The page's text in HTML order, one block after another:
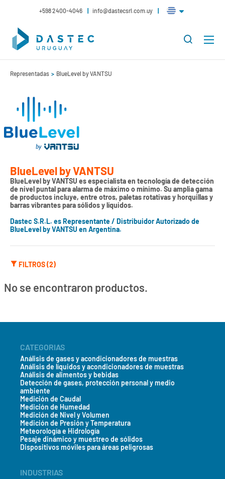
+598 2400-4046 info@dastecsrl.com.uy
Representadas BlueLevel by VANTSU
BlueLevel by VANTSU
BlueLevel by VANTSU es especialista en tecnología de detección
de nivel puntal para alarma de máximo o mínimo. Su amplia gama
de productos incluye, entre otros, paletas rotativas y horquillas y
barras vibrantes para sólidos y líquidos.
Dastec S.R.L. es Representante / Distribuidor Autorizado de
BlueLevel by VANTSU en Argentina.
FILTROS (2)
No se encontraron productos.
CATEGORIAS
Análisis de gases y acondicionadores de muestras
Análisis de líquidos y acondicionadores de muestras
Análisis de alimentos y bebidas
Detección de gases, protección personal y medio
ambiente
Medición de Caudal
Medición de Humedad
Medición de Nivel y Volumen
Medición de Presión y Temperatura
Meteorología e Hidrología
Pesaje dinámico y muestreo de sólidos
Dispositivos móviles para áreas peligrosas
INDUSTRIAS